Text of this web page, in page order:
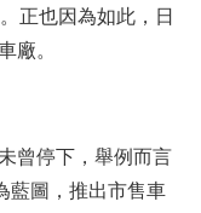
正也因為如此，日
廠。
曾停下，舉例而言
藍圖，推出市售車